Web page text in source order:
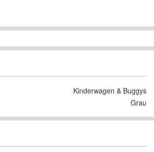
Kinderwagen & Buggys
Grau